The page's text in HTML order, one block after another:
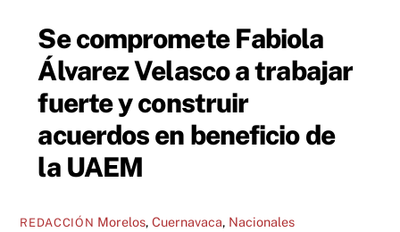
Se compromete Fabiola
Álvarez Velasco a trabajar
fuerte y construir
acuerdos en beneficio de
la UAEM
REDACCIÓN Morelos,Cuernavaca, Nacionales